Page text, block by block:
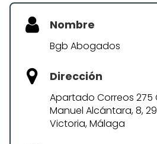
Nombre
Bgb Abogados
Dirección
Apartado Correos 275
Manuel Alcántara, 8,
Victoria, Málaga